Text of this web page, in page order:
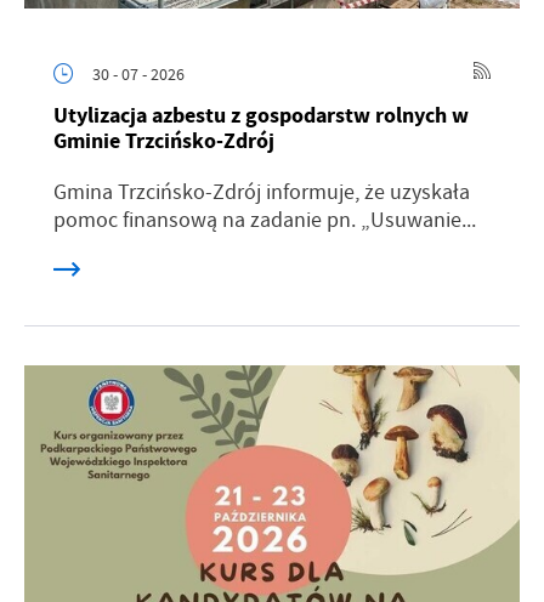
30 - 07 - 2026
Utylizacja azbestu z gospodarstw rolnych w
Gminie Trzcińsko-Zdrój
Gmina Trzcińsko-Zdrój informuje, że uzyskała
pomoc finansową na zadanie pn. „Usuwanie...